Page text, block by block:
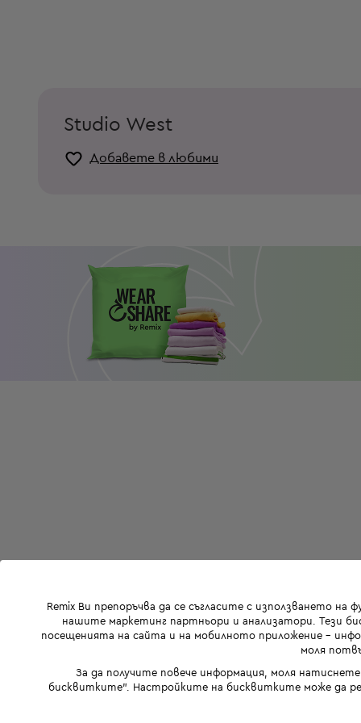
Studio West
Добавете в любими
Remix Ви препоръчва да се съгласите с използването
нашите маркетинг партньори и анализатори. Тези
посещенията на сайта и на мобилното приложение -
моля
За да получите повече информация, моля
бисквитките". Настройките на бисквитките може да